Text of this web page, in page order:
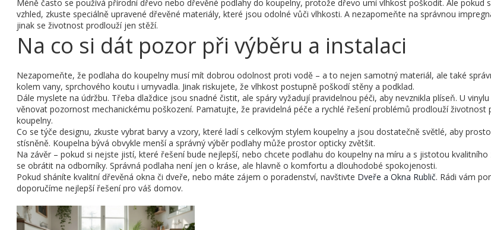
Méně často se používá přírodní dřevo nebo dřevěné podlahy do koupelny, protože dřevo umí vlhkost poškodit. Ale pokud
vzhled, zkuste speciálně upravené dřevěné materiály, které jsou odolné vůči vlhkosti. A nezapomeňte na správnou
jinak se životnost prodlouží jen stěží.
Na co si dát pozor při výběru a instalaci
Nezapomeňte, že podlaha do koupelny musí mít dobrou odolnost proti vodě – a to nejen samotný materiál, ale také
kolem vany, sprchového koutu i umyvadla. Jinak riskujete, že vlhkost postupně poškodí stěny a podklad.
Dále myslete na údržbu. Třeba dlaždice jsou snadné čistit, ale spáry vyžadují pravidelnou péči, aby nevznikla plíseň. U
věnovat pozornost mechanickému poškození. Pamatujte, že pravidelná péče a rychlé řešení problémů prodlouží životnost
koupelny.
Co se týče designu, zkuste vybrat barvy a vzory, které ladí s celkovým stylem koupelny a jsou dostatečně světlé, aby
stísněně. Koupelna bývá obvykle menší a správný výběr podlahy může prostor opticky zvětšit.
Na závěr – pokud si nejste jistí, které řešení bude nejlepší, nebo chcete podlahu do koupelny na míru a s jistotou
se obrátit na odborníky. Správná podlaha není jen o kráse, ale hlavně o komfortu a dlouhodobé spokojenosti.
Pokud sháníte kvalitní dřevěná okna či dveře, nebo máte zájem o poradenství, navštivte Dveře a Okna Rublič. Rádi vám
doporučíme nejlepší řešení pro váš domov.